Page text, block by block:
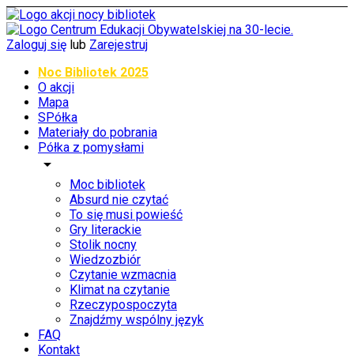
Zaloguj się lub Zarejestruj
Noc Bibliotek 2025
O akcji
Mapa
SPółka
Materiały do pobrania
Półka z pomysłami
arrow_drop_down
Moc bibliotek
Absurd nie czytać
To się musi powieść
Gry literackie
Stolik nocny
Wiedzozbiór
Czytanie wzmacnia
Klimat na czytanie
Rzeczypospoczyta
Znajdźmy wspólny język
FAQ
Kontakt